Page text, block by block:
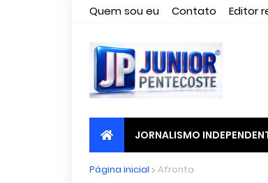
Quem sou eu Contato Editor
JORNALISMO
Página inicial Afronta